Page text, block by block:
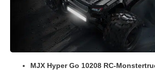
MJX Hyper Go 10208 RC-